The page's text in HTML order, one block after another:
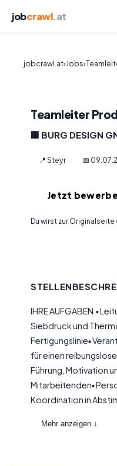
jobcrawl.at
jobcrawl.at›Jobs›
Teamleiter
🏢 BURG DESIGN
📍 Steyr 📅
Jetzt
Du wirst zur
IHRE AUFGABEN:▪
Siebdruck und
Fertigungslinie▪
für einen
Führung, Motivation
Mitarbeitenden▪
Koordination in
Mehr anzeigen ↓